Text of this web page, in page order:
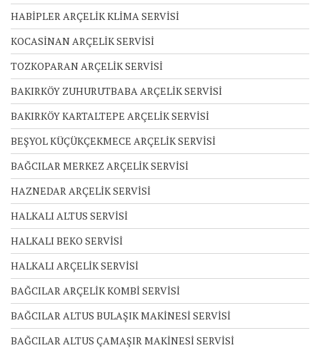
HABİPLER ARÇELİK KLİMA SERVİSİ
KOCASİNAN ARÇELİK SERVİSİ
TOZKOPARAN ARÇELİK SERVİSİ
BAKIRKÖY ZUHURUTBABA ARÇELİK SERVİSİ
BAKIRKÖY KARTALTEPE ARÇELİK SERVİSİ
BEŞYOL KÜÇÜKÇEKMECE ARÇELİK SERVİSİ
BAĞCILAR MERKEZ ARÇELİK SERVİSİ
HAZNEDAR ARÇELİK SERVİSİ
HALKALI ALTUS SERVİSİ
HALKALI BEKO SERVİSİ
HALKALI ARÇELİK SERVİSİ
BAĞCILAR ARÇELİK KOMBİ SERVİSİ
BAĞCILAR ALTUS BULAŞIK MAKİNESİ SERVİSİ
BAĞCILAR ALTUS ÇAMAŞIR MAKİNESİ SERVİSİ